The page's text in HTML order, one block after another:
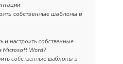
собственные шаблоны в
и настроить собственные
Microsoft Word?
собственные шаблоны в